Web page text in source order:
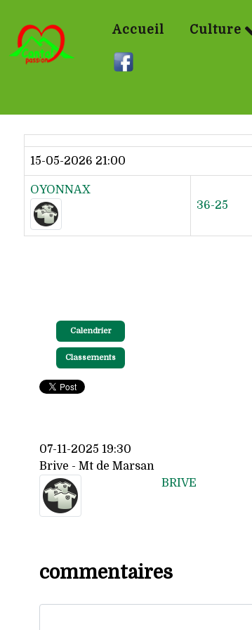
Accueil Culture
15-05-2026 21:00
OYONNAX
36-25
Calendrier
Classements
07-11-2025 19:30
Brive - Mt de Marsan
BRIVE
commentaires